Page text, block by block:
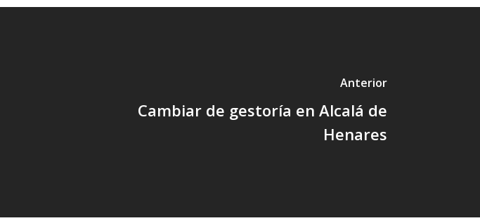
Anterior
Cambiar de gestoría en Alcalá de
Henares